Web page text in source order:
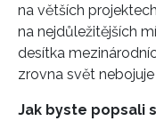
na větších
na nejdůležitějších
desítka
zrovna svět
Jak byste popsali